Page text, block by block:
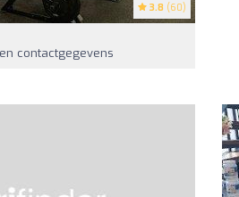
3.8 (60)
contactgegevens